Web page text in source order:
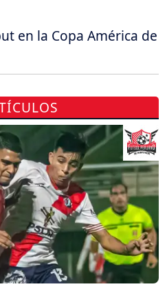
en la Copa América de